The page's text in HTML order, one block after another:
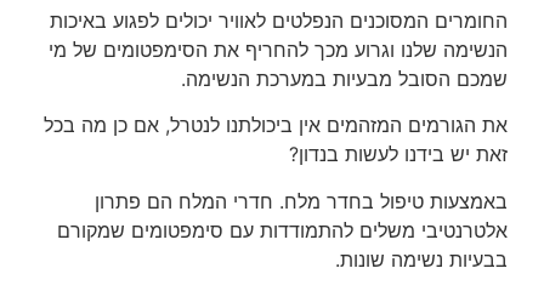
החומרים המסוכנים הנפלטים לאוויר יכולים לפגוע באיכות
הנשימה שלנו וגרוע מכך להחריף את הסימפטומים של מי
שמכם הסובל מבעיות במערכת הנשימה.
את הגורמים המזהמים אין ביכולתנו לנטרל, אם כן מה בכל
זאת יש בידנו לעשות בנדון?
באמצעות טיפול בחדר מלח. חדרי המלח הם פתרון
אלטרנטיבי משלים להתמודדות עם סימפטומים שמקורם
בבעיות נשימה שונות.